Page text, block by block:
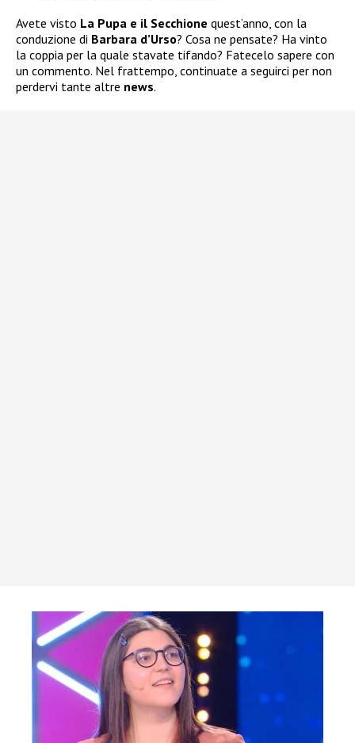
Avete visto La Pupa e il Secchione quest’anno, con la
conduzione di Barbara d’Urso? Cosa ne pensate? Ha vinto
la coppia per la quale stavate tifando? Fatecelo sapere con
un commento. Nel frattempo, continuate a seguirci per non
perdervi tante altre news.